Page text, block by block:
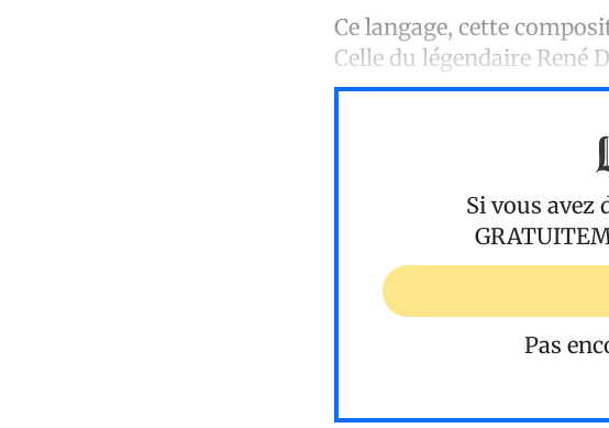
Ce langage, cette
Celle du légendaire René
Si vous avez
Pas